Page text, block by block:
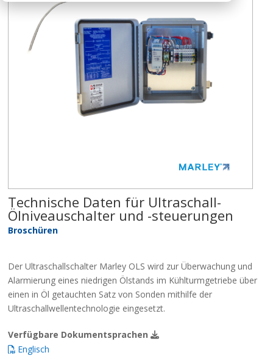
Technische Daten für Ultraschall-
Ölniveauschalter und -steuerungen
Broschüren
Der Ultraschallschalter Marley OLS wird zur Überwachung und
Alarmierung eines niedrigen Ölstands im Kühlturmgetriebe über
einen in Öl getauchten Satz von Sonden mithilfe der
Ultraschallwellentechnologie eingesetzt.
Verfügbare Dokumentsprachen
Englisch